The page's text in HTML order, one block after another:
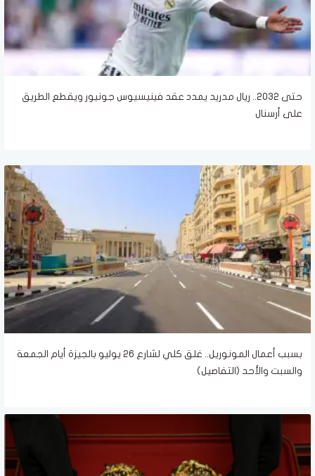
حتى 2032.. ريال مدريد يمدد عقد فينيسيوس جونيور ويقطع الطريق
على أرسنال
بسبب أعمال المونوريل.. غلق كلي لشارع 26 يوليو بالجيزة أيام الجمعة
والسبت والأحد (التفاصيل)